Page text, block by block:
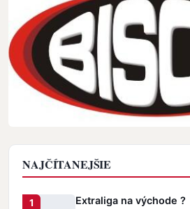
NAJČÍTANEJŠIE
Extraliga na východe ?